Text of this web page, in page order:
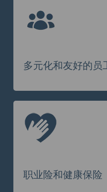
多元化和友好的员
职业险和健康保险